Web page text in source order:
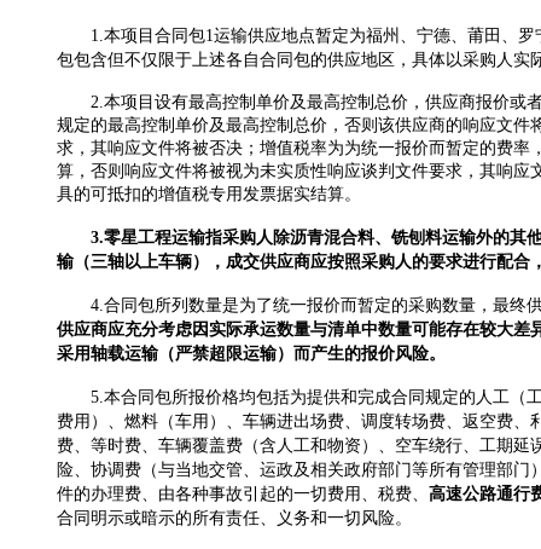
1 本项目合同包1运输供应地点暂定为福州、宁德、 莆田、 罗
包包含但不仅限于上述各自合同包的供应地区，具体以采购人实
2 本项目设有最高控制单价及最高控制总价，供应商报价或
规定的最高控制单价及最高控制总价，否则该供应商的响应文件
求，其响应文件将被否决；增值税率为为统一报价而暂定的费率
算，否则响应文件将被视为未实质性响应谈判文件要求，其响应
具的可抵扣的增值税专用发票据实结算。
3.零星工程运输指采购人除沥青混合料、铣刨料运输外的其
输（三轴以上车辆），成交供应商应按照采购人的要求进行配合
4. 合同包所列数量是为了统一报价而暂定的采购数量，最终
供应商应充分考虑因实际承运数量与清单中数量可能存在较大差
采用轴载运输（严禁超限运输）而产生的报价风险。
5.本合同包所报价格均包括为提供和完成合同规定的人工（
费用）
燃料（车用）、车辆进出场费 调度转场费 、返空费
费、等时费、车辆覆盖费（含人工和物资）、空车绕行、工期延
险、协调费（与当地交管、运政及相关政府部门等所有管理部门
件的办理费、由各种事故引起的一切费用、税费、 高速公路通行
合同明示或暗示的所有责任、义务和一切风险。